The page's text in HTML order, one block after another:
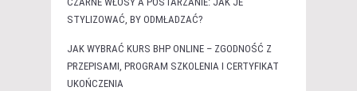
STYLIZOWAĆ, BY ODMŁADZAĆ?
JAK WYBRAĆ KURS BHP ONLINE – ZGODNOŚĆ Z
PRZEPISAMI, PROGRAM SZKOLENIA I CERTYFIKAT
UKOŃCZENIA